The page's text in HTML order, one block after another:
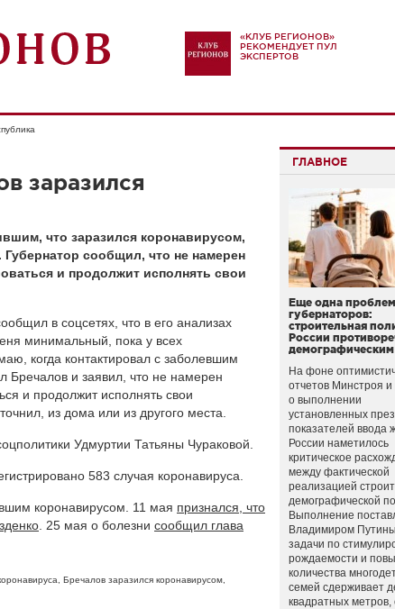
«КЛУБ РЕГИОНОВ»
РЕКОМЕНДУЕТ ПУЛ
ЭКСПЕРТОВ
заразился
что заразился коронавирусом,
сообщил, что не намерен
и продолжит исполнять свои
в соцсетях, что в его анализах
минимальный, пока у всех
когда контактировал с заболевшим
Бречалов и заявил, что не намерен
и продолжит исполнять свои
из дома или из другого места.
Удмуртии Татьяны Чураковой.
583 случая коронавируса.
коронавирусом. 11 мая признался, что
. 25 мая о болезни сообщил глава
Бречалов заразился коронавирусом
ГЛАВНОЕ
Еще одна
губернаторов:
строительная
России
На фоне
отчетов Минстроя и
о выполнении
установленных
показателей ввода
России наметилось
критическое
между фактической
реализацией
демографической
Выполнение
Владимиром
задачи по
рождаемости и
количества
семей сдерживает
квадратных метров,